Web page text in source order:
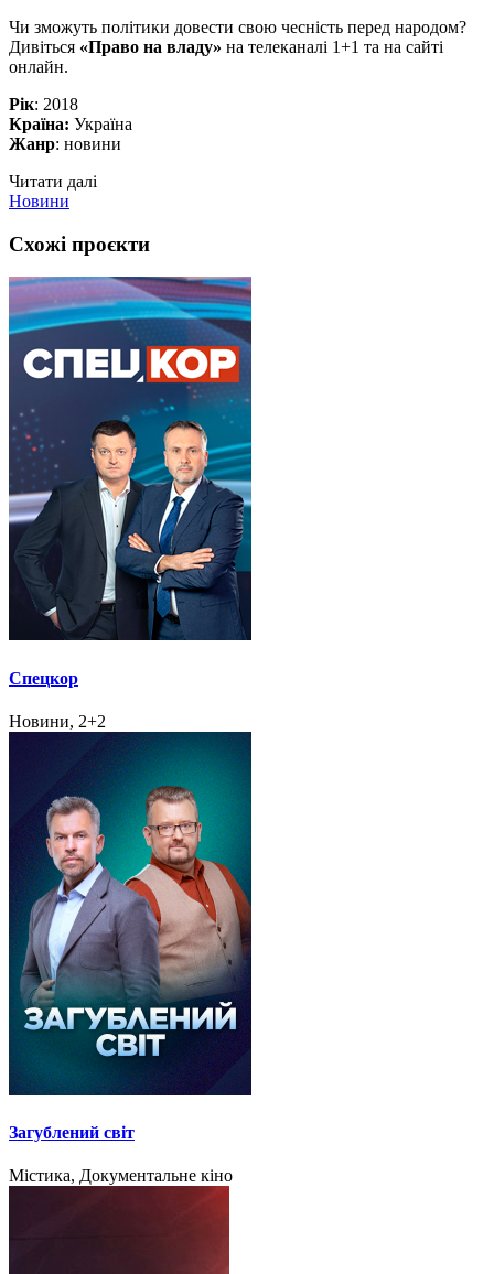
Чи зможуть політики довести свою чесність перед народом?
Дивіться «Право на владу» на телеканалі 1+1 та на сайті
онлайн.
Рік: 2018
Країна: Україна
Жанр: новини
Читати далі
Новини
Схожі проєкти
Спецкор
Новини, 2+2
Загублений світ
Містика, Документальне кіно